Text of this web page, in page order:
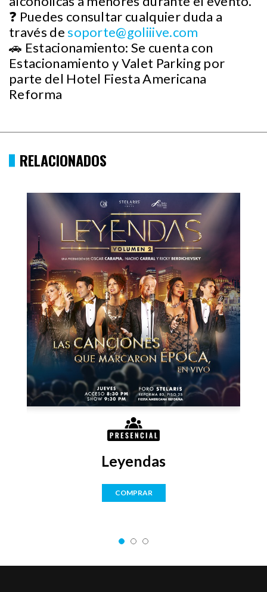
❓ Puedes consultar cualquier duda a
través desoporte@goliiive.com
🚗 Estacionamiento: Se cuenta con
Estacionamiento y Valet Parking por
parte del Hotel Fiesta Americana
Reforma
RELACIONADOS
Leyendas
COMPRAR